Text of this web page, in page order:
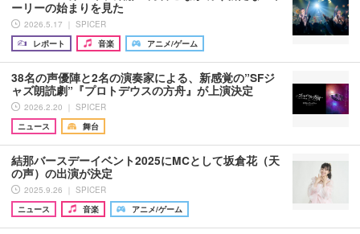
ーリーの始まりを見た
2026.5.17 ｜ SPICER
レポート
音楽 アニメ/ゲーム
38名の声優陣と2名の演奏家による、新感覚の”SFジ
ャズ朗読劇”『プロトデウスの方舟』が上演決定
2026.2.20 ｜ SPICER
ニュース
舞台
結那バースデーイベント2025にMCとして坂倉花（天
の声）の出演が決定
2025.9.26 ｜ SPICER
ニュース
音楽 アニメ/ゲーム